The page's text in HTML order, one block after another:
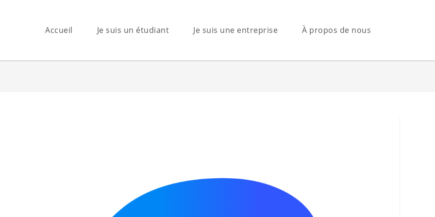
Accueil Je suis un étudiant Je suis une entreprise À propos de nous